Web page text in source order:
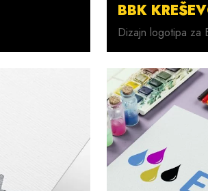
BBK
Dizajn logotipa za